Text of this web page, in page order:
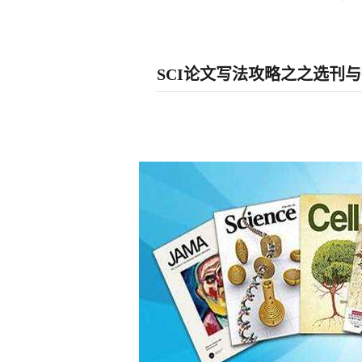
SCI论文写法攻略之之选刊